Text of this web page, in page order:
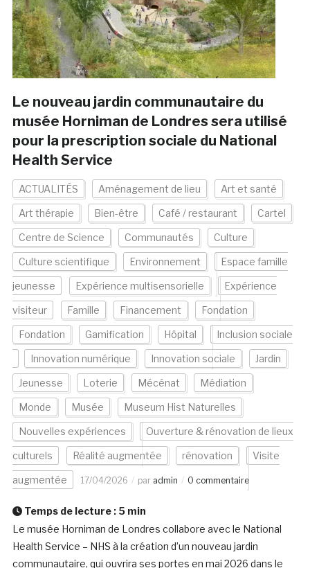
Le nouveau jardin communautaire du
musée Horniman de Londres sera utilisé
pour la prescription sociale du National
Health Service
ACTUALITÉS Aménagement de lieu Art et santé
Art thérapie Bien-être Café / restaurant Cartel
Centre de Science Communautés Culture
Culture scientifique Environnement Espace famille
jeunesse Expérience multisensorielle Expérience
visiteur Famille Financement Fondation
Fondation Gamification Hôpital Inclusion sociale
Innovation numérique Innovation sociale Jardin
Jeunesse Loterie Mécénat Médiation
Monde Musée Museum Hist Naturelles
Nouvelles expériences Ouverture & rénovation de lieux
culturels Réalité augmentée rénovation Visite
augmentée 17/04/2026 par admin 0 commentaire
Temps de lecture : 5 min
Le musée Horniman de Londres collabore avec le National
Health Service – NHS à la création d’un nouveau jardin
communautaire, qui ouvrira ses portes en mai 2026 dans le